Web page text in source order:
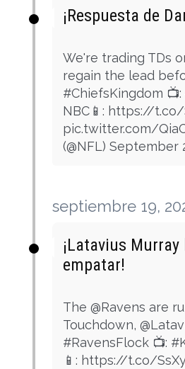
¡Respuesta de
We're trading TDs
regain the lead
#ChiefsKingdom 📺:
NBC📱: https://
pic.twitter.com/
(@NFL) September
septiembre 19,
¡Latavius
empatar!
The @Ravens are
Touchdown,
#RavensFlock 📺:
📱: https://t.co/